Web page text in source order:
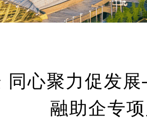
同心聚力促发
融助企专